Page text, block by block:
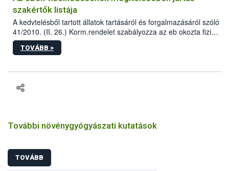
szakértők listája
A kedvtelésből tartott állatok tartásáról és forgalmazásáról szóló
41/2010. (II. 26.) Korm.rendelet szabályozza az eb okozta fizikai
sérülés, illetve ennek veszélye keletkezésekor felmerülő
hatósági feladatokat, valamint a veszélyes eb tartását és annak
vonni az ebek viselkedésének megítélésében jártas szakértőt.
TOVÁBB >
További növénygyógyászati kutatások
TOVÁBB